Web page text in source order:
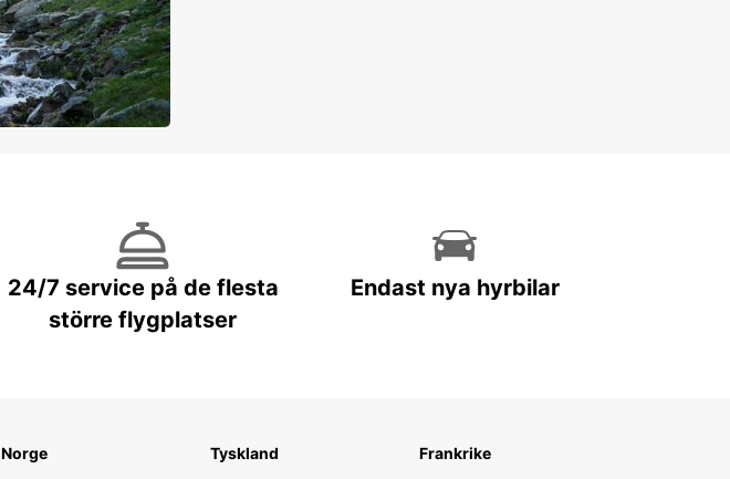
24/7 service på de flesta
större flygplatser
Endast nya hyrbilar
Norge
Tyskland
Frankrike